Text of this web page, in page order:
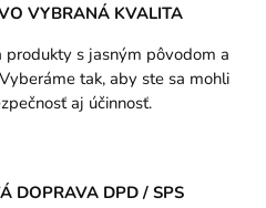
VYBRANÁ KVALITA
produkty s jasným pôvodom a
tak, aby ste sa mohli
aj účinnosť.
DOPRAVA DPD / SPS